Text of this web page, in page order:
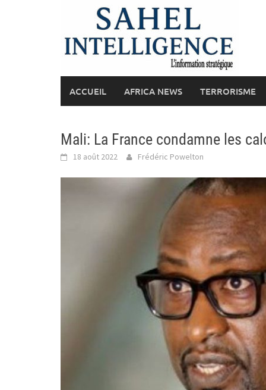
ACCUEIL AFRICA NEWS TERRORISME
Mali: La France condamne les
18 août 2022 Frédéric Powelton